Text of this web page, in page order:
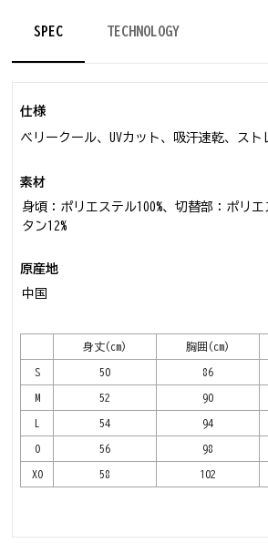
SPEC TECHNOLOGY
仕様
ベリークール、UVカット、吸汗速乾、スト
素材
身頃：ポリエステル100%、切替部：ポリエ
タン12%
原産地
中国
身丈(cm) 胸囲(cm)
S 50 86
M 52 90
L 54 94
O 56 98
XO 58 102